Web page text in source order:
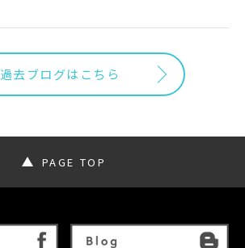
過去ブログはこちら
PAGE TOP